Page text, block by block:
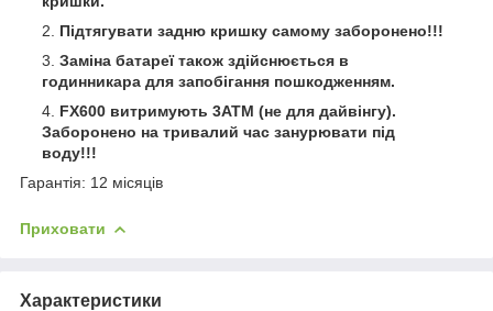
Підтягувати задню кришку самому заборонено!!!
Заміна батареї також здійснюється в
годинникара для запобігання пошкодженням.
FX600 витримують 3АТМ (не для дайвінгу).
Заборонено на тривалий час занурювати під
воду!!!
Гарантія: 12 місяців
Приховати
Характеристики